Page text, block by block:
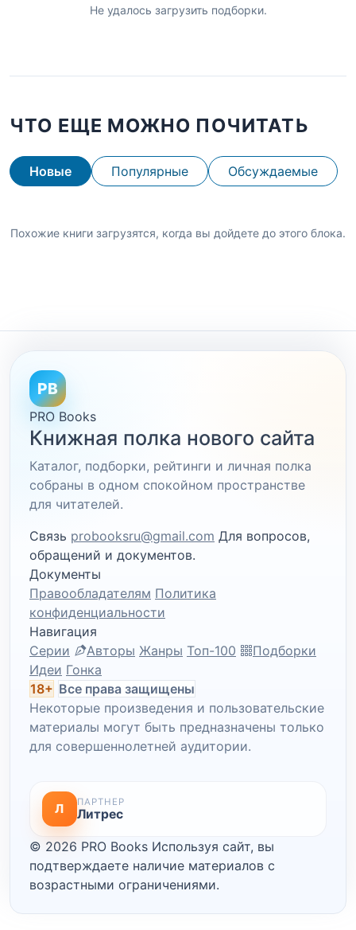
Не удалось загрузить подборки.
ЧТО ЕЩЕ МОЖНО ПОЧИТАТЬ
Новые Популярные Обсуждаемые
Похожие книги загрузятся, когда вы дойдете до этого блока.
PB
PRO Books
Книжная полка нового сайта
Каталог, подборки, рейтинги и личная полка
собраны в одном спокойном пространстве
для читателей.
Связь probooksru@gmail.com Для вопросов,
обращений и документов.
Документы
Правообладателям Политика
конфиденциальности
Навигация
Серии
Авторы Жанры Топ-100
Подборки
Идеи Гонка
18+ Все права защищены
Некоторые произведения и пользовательские
материалы могут быть предназначены только
для совершеннолетней аудитории.
Л ПАРТНЕР
Литрес
© 2026 PRO Books Используя сайт, вы
подтверждаете наличие материалов с
возрастными ограничениями.